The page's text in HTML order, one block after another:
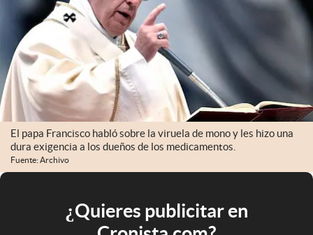
El papa Francisco habló sobre la viruela de mono y les hizo una
dura exigencia a los dueños de los medicamentos.
Fuente: Archivo
¿Quieres publicitar en